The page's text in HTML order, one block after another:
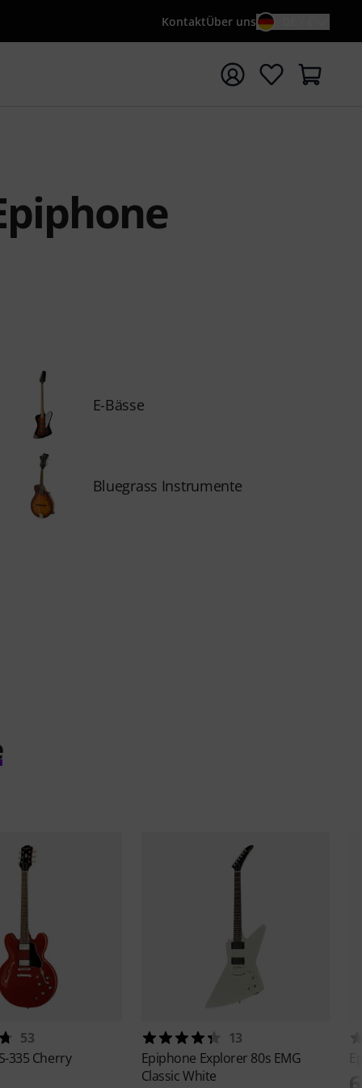
KontaktÜber uns
mit Suchwort {searchTerm} starten
E-Bässe
Bluegrass Instrumente
53
335 Cherry
13
Epiphone Explorer 80s EMG
Classic White